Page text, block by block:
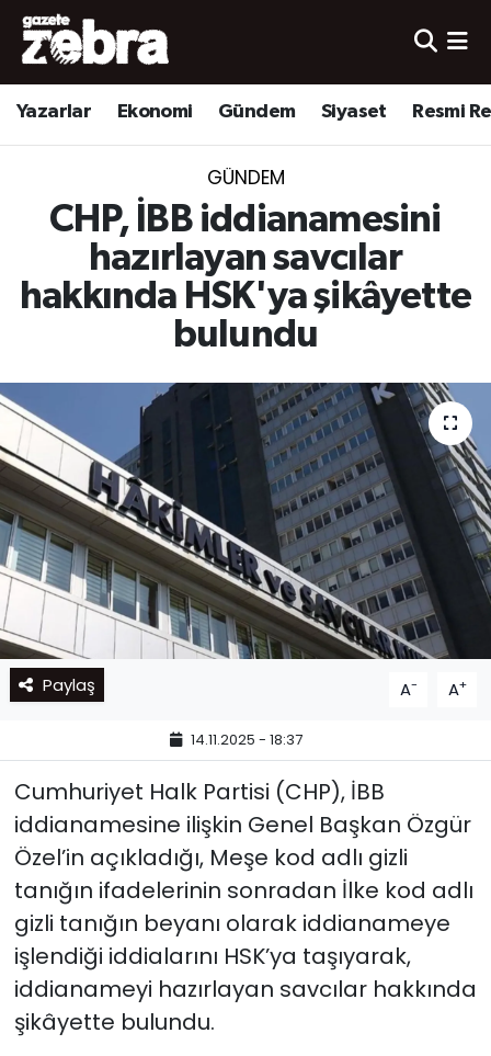
Yazarlar Ekonomi Gündem Siyaset Resmi
GÜNDEM
CHP, İBB iddianamesini
hazırlayan savcılar
hakkında HSK'ya şikâyette
bulundu
Paylaş A- A+
14.11.2025 - 18:37
Cumhuriyet Halk Partisi (CHP), İBB
iddianamesine ilişkin Genel Başkan Özgür
Özel’in açıkladığı, Meşe kod adlı gizli
tanığın ifadelerinin sonradan İlke kod adlı
gizli tanığın beyanı olarak iddianameye
işlendiği iddialarını HSK’ya taşıyarak,
iddianameyi hazırlayan savcılar hakkında
şikâyette bulundu.
Yazarlar
Ekonomi
Kültür-Sanat
Yerel
Spor
Nöbetçi Eczaneler
Hava Durumu
Trafik Durumu
Süper Lig Puan Durumu ve Fikstür
Tüm Manşetler
Haber Arşivi